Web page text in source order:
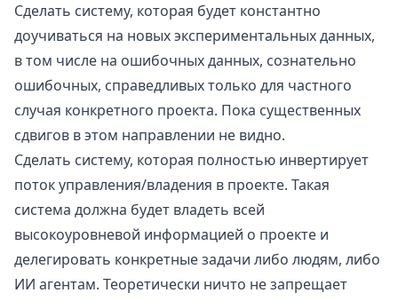
Сделать систему, которая будет константно
доучиваться на новых экспериментальных данных,
в том числе на ошибочных данных, сознательно
ошибочных, справедливых только для частного
случая конкретного проекта. Пока существенных
сдвигов в этом направлении не видно.
Сделать систему, которая полностью инвертирует
поток управления/владения в проекте. Такая
система должна будет владеть всей
высокоуровневой информацией о проекте и
делегировать конкретные задачи либо людям, либо
ИИ агентам. Теоретически ничто не запрещает